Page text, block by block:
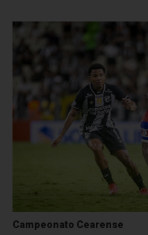
Campeonato Cearense